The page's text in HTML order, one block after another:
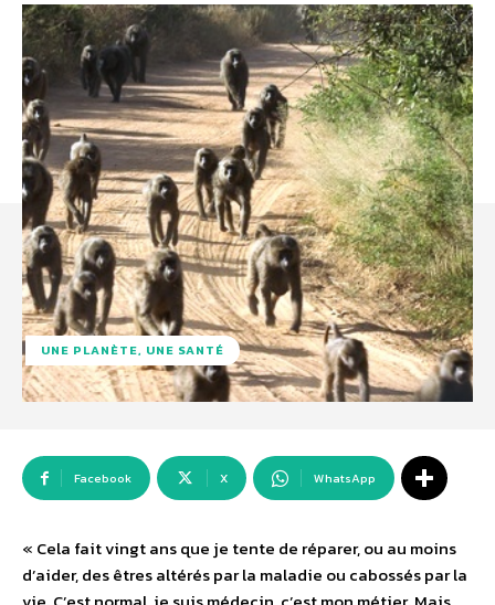
UNE PLANÈTE, UNE SANTÉ
Facebook X WhatsApp
« Cela fait vingt ans que je tente de réparer, ou au moins
d’aider, des êtres altérés par la maladie ou cabossés par la